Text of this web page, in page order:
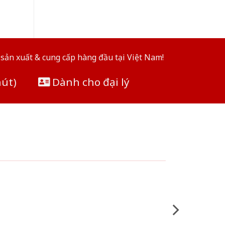
xuất & cung cấp hàng đầu tại Việt Nam!
Dành cho đại lý